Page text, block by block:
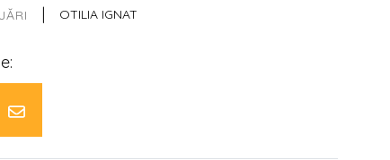
| OTILIA IGNAT